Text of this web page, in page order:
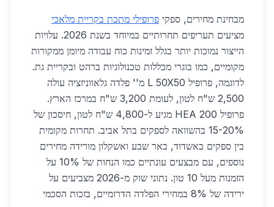
מבחינת מחירים, ספקי פרופילי מתכת בקריית מלאכי
מציעים תעריפים תחרותיים במיוחד בשנת 2026. עלויות
הייצור נמוכות יותר בגלל זמינות כוח עבודה מיומן ממקורות
מקומיים, כמו בוגרי מכללות טכנולוגיות ברהט ובקריית גת.
לדוגמה, פרופיל L 50X50 מ'' פלדה גלאווניזציה עולה
2,500 ש"ח לטון, לעומת 3,200 ש"ח במרכז הארץ.
פרופיל HEA 200 מגיע ל-4,800 ש"ח לטון, חיסכון של
15-20% בהשוואה לספקים בתל אביב. תחרות מקומית
בין ספקים באשדוד, באר שבע ואשקלון מורידה מחירים
נוספים, עם מבצעים עונתיים כמו הנחות של 10% על
הזמנות מעל 10 טון. נתוני שוק מ-2026 מצביעים על
ירידה של 8% במחירי הפלדה הדרומיים, בזכות הסכמי